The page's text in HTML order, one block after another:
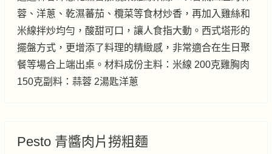
蓉、洋蔥、乾濕蕃茄、欖菜等食材炒香，再加入雞絲和
米線拌炒均勻，酸甜可口，讓人食指大動。西式塔形的
擺盤方式，更增添了料理的精緻感，非常適合在生日聚
餐等場合上端出桌。材料成份主料：米線 200克雞胸肉
150克副料：蒜蓉 2湯匙洋蔥
Pesto 青醬肉片撈粗麵